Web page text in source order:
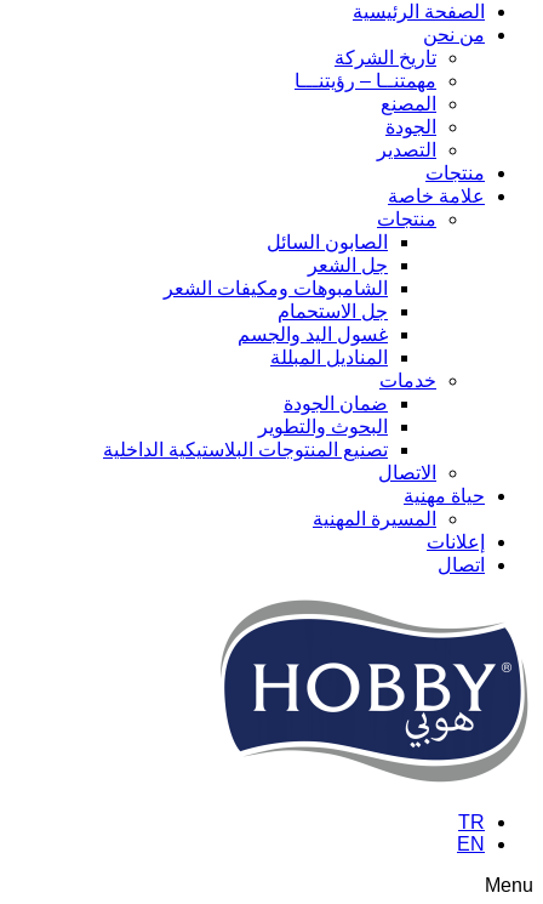
الصفحة الرئيسية
من نحن
تاريخ الشركة
مهمتنــا – رؤيتنـــا
المصنع
الجودة
التصدير
منتجات
علامة خاصة
منتجات
الصابون السائل
جل الشعر
الشامبوهات ومكيفات الشعر
جل الاستحمام
غسول اليد والجسم
المناديل المبللة
خدمات
ضمان الجودة
البحوث والتطوير
تصنيع المنتوجات البلاستيكية الداخلية
الاتصال
حياة مهنية
المسيرة المهنية
إعلانات
اتصال
TR
EN
Menu